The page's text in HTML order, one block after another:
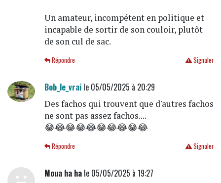
Un amateur, incompétent en politique et
incapable de sortir de son couloir, plutôt
de son cul de sac.
Signaler
Répondre
Bob_le_vraile 05/05/2025 à 20:29
Des fachos qui trouvent que d'autres fachos
ne sont pas assez fachos....
😂😂😂😂😂😂😂😂😂😂
Signaler
Répondre
Moua ha hale 05/05/2025 à 19:27